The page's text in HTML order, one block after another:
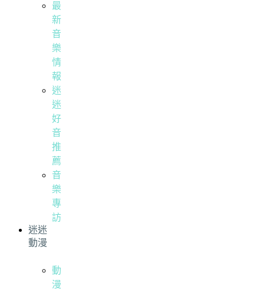
最
新
音
樂
情
報
迷
迷
好
音
推
薦
音
樂
專
訪
迷迷
動漫
動
漫